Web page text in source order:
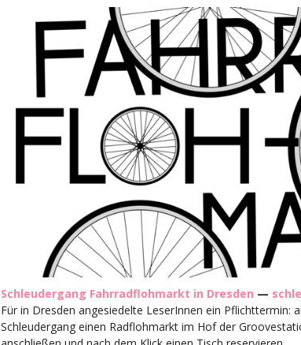
Schleudergang Fahrradflohmarkt in Dresden —
Für in Dresden angesiedelte LeserInnen ein Pflichttermin:
Schleudergang einen Radflohmarkt im Hof der